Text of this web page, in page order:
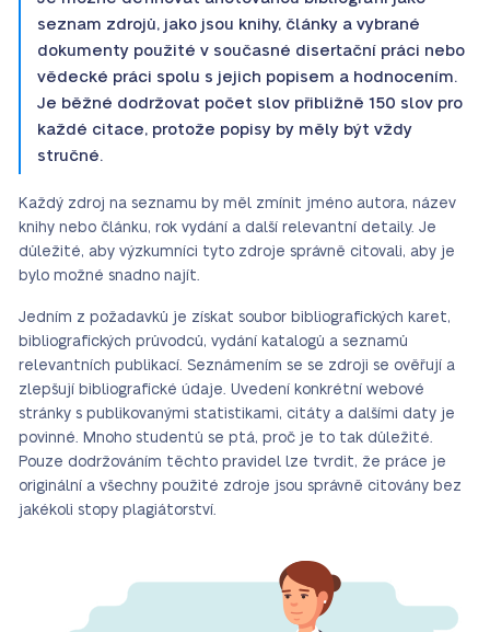
seznam zdrojů, jako jsou knihy, články a vybrané
dokumenty použité v současné disertační práci nebo
vědecké práci spolu s jejich popisem a hodnocením.
Je běžné dodržovat počet slov přibližně 150 slov pro
každé citace, protože popisy by měly být vždy
stručné.
Každý zdroj na seznamu by měl zmínit jméno autora, název
knihy nebo článku, rok vydání a další relevantní detaily. Je
důležité, aby výzkumníci tyto zdroje správně citovali, aby je
bylo možné snadno najít.
Jedním z požadavků je získat soubor bibliografických karet,
bibliografických průvodců, vydání katalogů a seznamů
relevantních publikací. Seznámením se se zdroji se ověřují a
zlepšují bibliografické údaje. Uvedení konkrétní webové
stránky s publikovanými statistikami, citáty a dalšími daty je
povinné. Mnoho studentů se ptá, proč je to tak důležité.
Pouze dodržováním těchto pravidel lze tvrdit, že práce je
originální a všechny použité zdroje jsou správně citovány bez
jakékoli stopy plagiátorství.